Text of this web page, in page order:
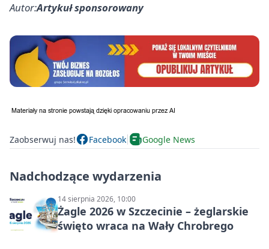
Autor:Artykuł sponsorowany
Zaobserwuj nas! Facebook Google News
Nadchodzące wydarzenia
14 sierpnia 2026, 10:00
Żagle 2026 w Szczecinie – żeglarskie
święto wraca na Wały Chrobrego